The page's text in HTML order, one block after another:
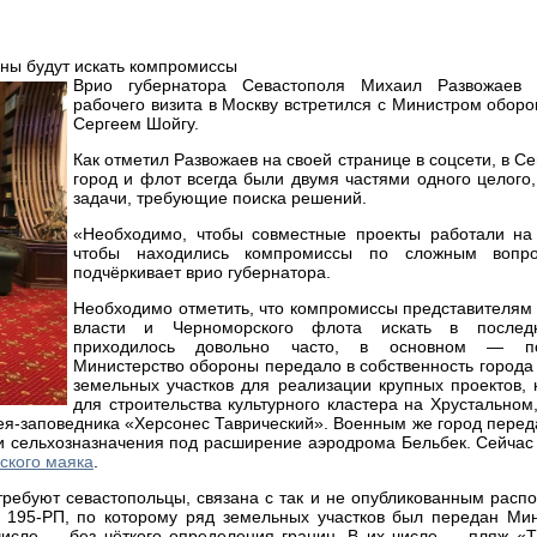
Врио губернатора Севастополя Михаил Развожаев
рабочего визита в Москву встретился с Министром
Сергеем Шойгу.
Как отметил Развожаев на своей странице в соцсети, в
город и флот всегда были двумя частями одного
задачи, требующие поиска решений.
«Необходимо, чтобы совместные проекты работали на
чтобы находились компромиссы по сложным
подчёркивает врио губернатора.
Необходимо отметить, что компромиссы представителям
власти и Черноморского флота искать в
приходилось довольно часто, в основном —
Министерство обороны передало в собственность города
земельных участков для реализации крупных проектов,
для строительства культурного кластера на
заповедника «Херсонес Таврический». Военным же город
сельхозназначения под расширение аэродрома Бельбек. Сейчас
маяка
севастопольцы, связана с так и не опубликованным
РП, по которому ряд земельных участков был передан